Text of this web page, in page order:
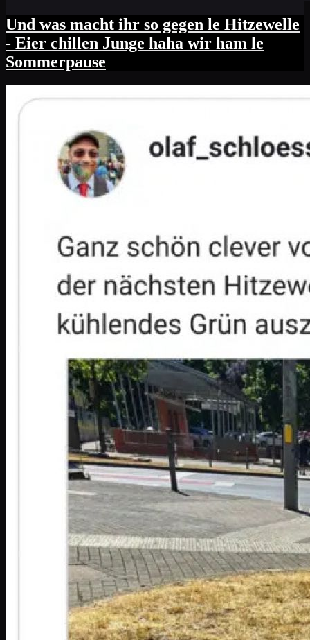
Und was macht ihr so gegen le Hitzewelle
- Eier chillen Junge haha wir ham le
Sommerpause